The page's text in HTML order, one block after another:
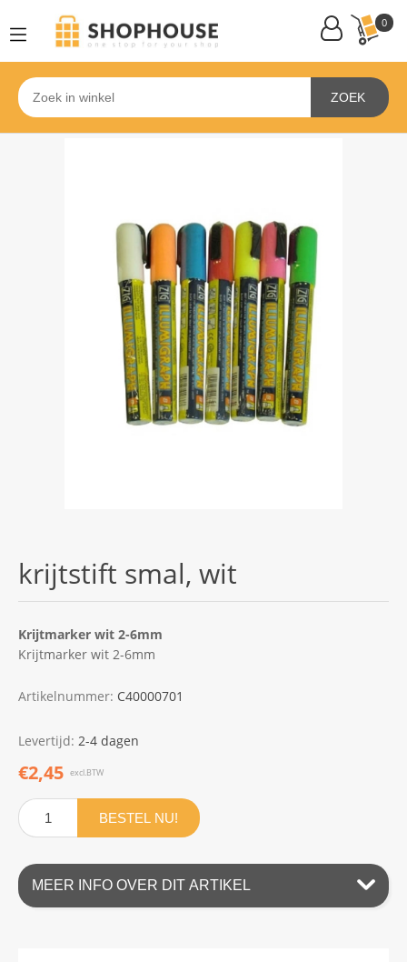
0
ZOEK
krijtstift smal, wit
Krijtmarker wit 2-6mm
Krijtmarker wit 2-6mm
Artikelnummer: C40000701
Levertijd: 2-4 dagen
€2,45 excl.BTW
BESTEL NU!
MEER INFO OVER DIT ARTIKEL